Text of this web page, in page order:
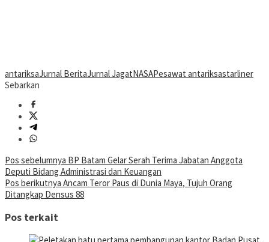
antariksaJurnal BeritaJurnal JagatNASAPesawat antariksastarliner
Sebarkan
Navigasi
pos
Pos sebelumnya BP Batam Gelar Serah Terima Jabatan Anggota
Deputi Bidang Administrasi dan Keuangan
Pos berikutnya Ancam Teror Paus di Dunia Maya, Tujuh Orang
Ditangkap Densus 88
Pos terkait